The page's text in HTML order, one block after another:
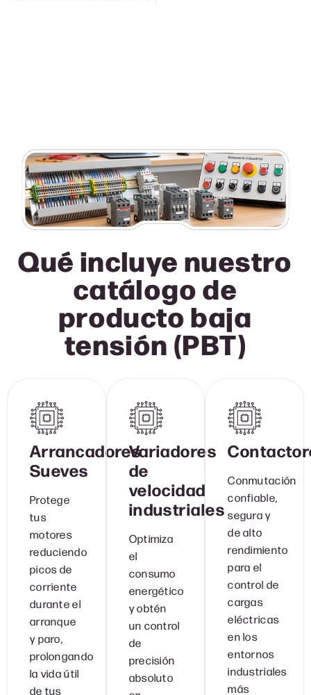
Qué incluye nuestro
catálogo de
producto baja
tensión (PBT)
Arrancadores
Sueves
Protege
tus
motores
reduciendo
picos de
corriente
durante el
arranque
y paro,
prolongando
la vida útil
de tus
Variadores
de
velocidad
industriales
Optimiza
el
consumo
energético
y obtén
un control
de
precisión
absoluto
Conmutación
confiable,
segura y
de alto
rendimiento
para el
control de
cargas
eléctricas
en los
entornos
industriales
más